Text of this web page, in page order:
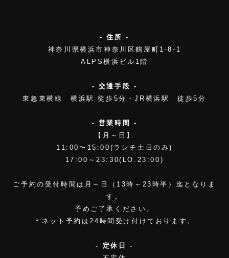
- 住所 -
神奈川県横浜市神奈川区鶴屋町1-8-1
ALPS横浜ビル1階
- 交通手段 -
東急東横線 横浜駅 徒歩5分・JR横浜駅 徒歩5分
- 営業時間 -
【月～日】
11:00〜15:00(ランチ土日のみ)
17:00～23:30(LO.23:00)
ご予約の受付時間は月～日（13時～23時半）迄となりま
す。
予めご了承ください。
＊ネット予約は24時間受け付けております。
- 定休日 -